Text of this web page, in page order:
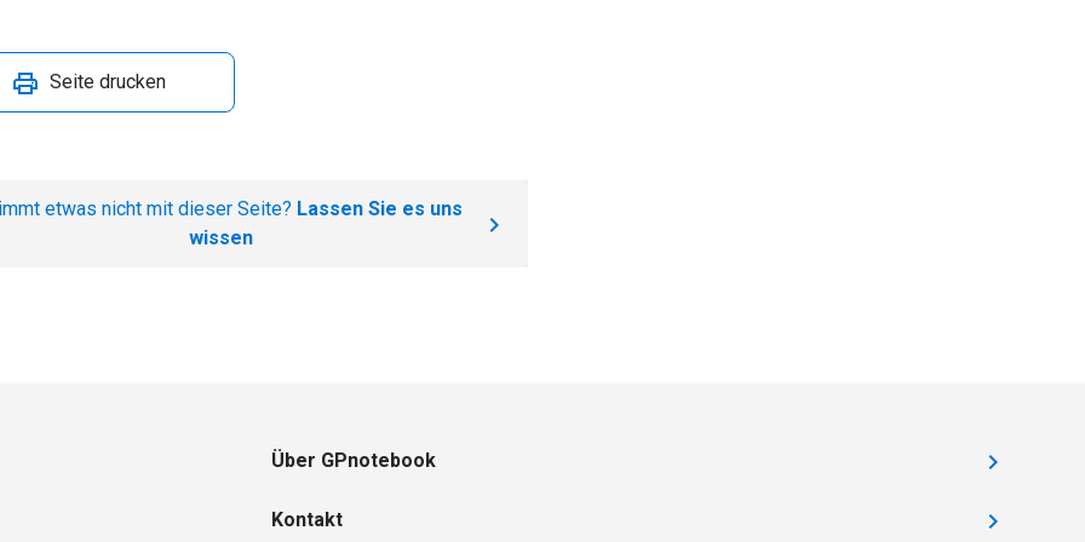
Seite drucken
etwas nicht mit dieser Seite? Lassen Sie es uns
wissen
Über GPnotebook
Kontakt